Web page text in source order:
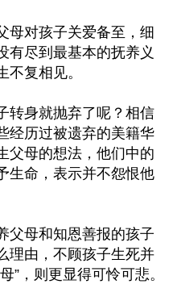
母对孩子关爱备至，细
有尽到最基本的抚养义
复相见。
转身就抛弃了呢？相信
经历过被遗弃的美籍华
父母的想法，他们中的
生命，表示并不怨恨他
父母和知恩善报的孩子
理由，不顾孩子生死并
”，则更显得可怜可悲。